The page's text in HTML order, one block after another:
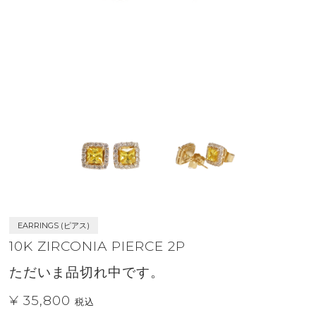
EARRINGS (ピアス)
10K ZIRCONIA PIERCE 2P
ただいま品切れ中です。
¥ 35,800税込